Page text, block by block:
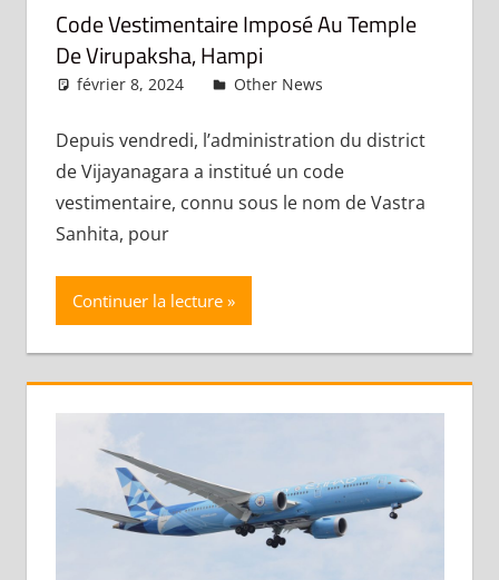
Code Vestimentaire Imposé Au Temple
De Virupaksha, Hampi
février 8, 2024 admin
Other News
Depuis vendredi, l’administration du district
de Vijayanagara a institué un code
vestimentaire, connu sous le nom de Vastra
Sanhita, pour
Continuer la lecture